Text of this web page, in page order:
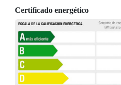
Certificado energético